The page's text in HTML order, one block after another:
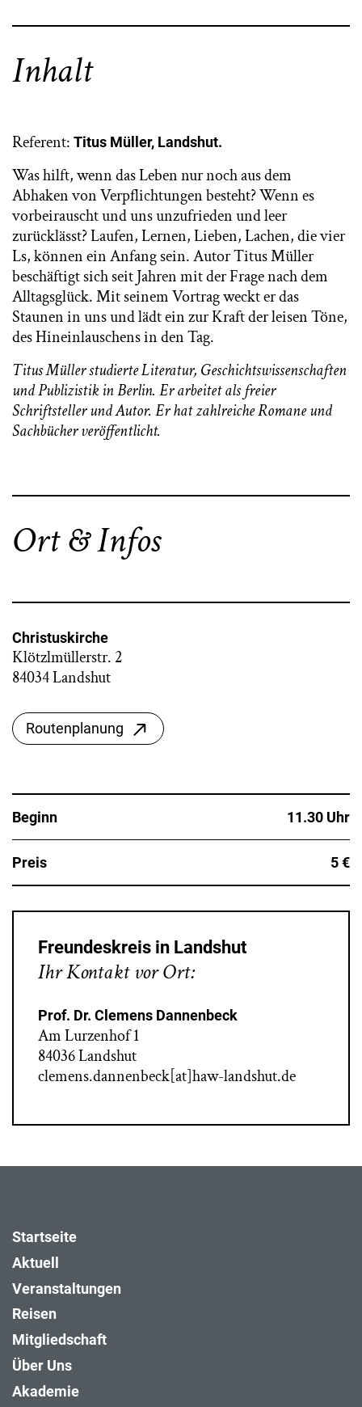
Inhalt
Referent: Titus Müller, Landshut.
Was hilft, wenn das Leben nur noch aus dem
Abhaken von Verpflichtungen besteht? Wenn es
vorbeirauscht und uns unzufrieden und leer
zurücklässt? Laufen, Lernen, Lieben, Lachen, die vier
Ls, können ein Anfang sein. Autor Titus Müller
beschäftigt sich seit Jahren mit der Frage nach dem
Alltagsglück. Mit seinem Vortrag weckt er das
Staunen in uns und lädt ein zur Kraft der leisen Töne,
des Hineinlauschens in den Tag.
Titus Müller studierte Literatur, Geschichtswissenschaften
und Publizistik in Berlin. Er arbeitet als freier
Schriftsteller und Autor. Er hat zahlreiche Romane und
Sachbücher veröffentlicht.
Ort & Infos
Christuskirche
Klötzlmüllerstr. 2
84034 Landshut
Routenplanung
Beginn 11.30 Uhr
Preis 5 €
Freundeskreis in Landshut
Ihr Kontakt vor Ort:
Prof. Dr. Clemens Dannenbeck
Am Lurzenhof 1
84036 Landshut
clemens.dannenbeck[at]haw-landshut.de
Startseite
Aktuell
Veranstaltungen
Reisen
Mitgliedschaft
Über Uns
Akademie